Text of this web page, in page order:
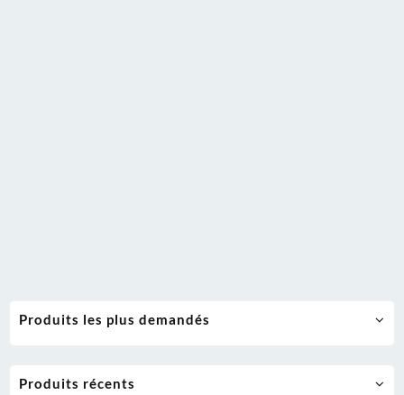
Produits les plus demandés
Produits récents